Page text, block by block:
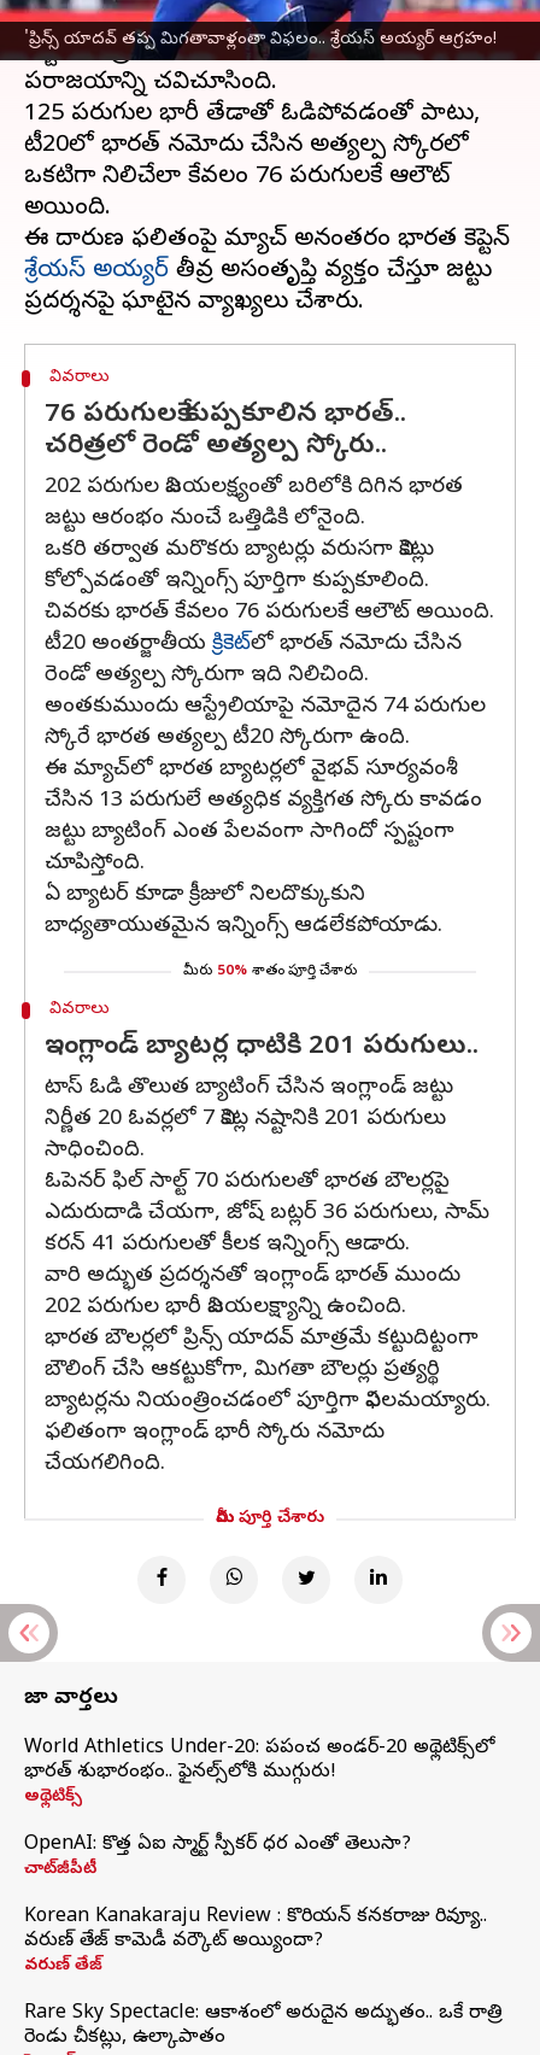
'ప్రిన్స్ యాదవ్ తప్ప మిగతావాళ్లంతా విఫలం.. శ్రేయస్ అయ్యర్ ఆగ్రహం!
ఇంగ్లండ్‌తో జరిగిన మూడో టీ20 మ్యాచ్‌లో భారత
జట్టు చరిత్రలో నిలిచిపోయే విధంగా ఘోర
పరాజయాన్ని చవిచూసింది.
125 పరుగుల భారీ తేడాతో ఓడిపోవడంతో పాటు,
టీ20ల్లో భారత్ నమోదు చేసిన అత్యల్ప స్కోర్లలో
ఒకటిగా నిలిచేలా కేవలం 76 పరుగులకే ఆలౌట్
అయింది.
ఈ దారుణ ఫలితంపై మ్యాచ్ అనంతరం భారత కెప్టెన్
శ్రేయస్ అయ్యర్ తీవ్ర అసంతృప్తి వ్యక్తం చేస్తూ జట్టు
వివరాలు
76 పరుగులకే కుప్పకూలిన భారత్..
చరిత్రలో రెండో అత్యల్ప స్కోరు..
202 పరుగుల విజయలక్ష్యంతో బరిలోకి దిగిన భారత
జట్టు ఆరంభం నుంచే ఒత్తిడికి లోనైంది.
ఒకరి తర్వాత మరొకరు బ్యాటర్లు వరుసగా వికెట్లు
కోల్పోవడంతో ఇన్నింగ్స్ పూర్తిగా కుప్పకూలింది.
చివరకు భారత్ కేవలం 76 పరుగులకే ఆలౌట్ అయింది.
టీ20 అంతర్జాతీయక్రికెట్‌లో భారత్ నమోదు చేసిన
రెండో అత్యల్ప స్కోరుగా ఇది నిలిచింది.
అంతకుముందు ఆస్ట్రేలియాపై నమోదైన 74 పరుగుల
స్కోరే భారత అత్యల్ప టీ20 స్కోరుగా ఉంది.
ఈ మ్యాచ్‌లో భారత బ్యాటర్లలో వైభవ్ సూర్యవంశీ
చేసిన 13 పరుగులే అత్యధిక వ్యక్తిగత స్కోరు కావడం
జట్టు బ్యాటింగ్ ఎంత పేలవంగా సాగిందో స్పష్టంగా
చూపిస్తోంది.
ఏ బ్యాటర్ కూడా క్రీజులో నిలదొక్కుకుని
బాధ్యతాయుతమైన ఇన్నింగ్స్ ఆడలేకపోయాడు.
మీరు 50% శాతం పూర్తి చేశారు
వివరాలు
ఇంగ్లాండ్ బ్యాటర్ల ధాటికి 201 పరుగులు..
టాస్ ఓడి తొలుత బ్యాటింగ్ చేసిన ఇంగ్లాండ్ జట్టు
నిర్ణీత 20 ఓవర్లలో 7 వికెట్ల నష్టానికి 201 పరుగులు
సాధించింది.
ఓపెనర్ ఫిల్ సాల్ట్ 70 పరుగులతో భారత బౌలర్లపై
ఎదురుదాడి చేయగా, జోష్ బట్లర్ 36 పరుగులు, సామ్
కరన్ 41 పరుగులతో కీలక ఇన్నింగ్స్ ఆడారు.
వారి అద్భుత ప్రదర్శనతో ఇంగ్లాండ్ భారత్ ముందు
202 పరుగుల భారీ విజయలక్ష్యాన్ని ఉంచింది.
భారత బౌలర్లలో ప్రిన్స్ యాదవ్ మాత్రమే కట్టుదిట్టంగా
బౌలింగ్ చేసి ఆకట్టుకోగా, మిగతా బౌలర్లు ప్రత్యర్థి
బ్యాటర్లను నియంత్రించడంలో పూర్తిగా విఫలమయ్యారు.
ఫలితంగా ఇంగ్లాండ్ భారీ స్కోరు నమోదు
చేయగలిగింది.
మీరు పూర్తి చేశారు
తాజా వార్తలు
World Athletics Under-20: ప్రపంచ అండర్-20 అథ్లెటిక్స్‌లో
భారత్‌ శుభారంభం.. ఫైనల్స్‌లోకి ముగ్గురు!
అథ్లెటిక్స్
OpenAI: కొత్త ఏఐ స్మార్ట్ స్పీకర్ ధర ఎంతో తెలుసా?
చాట్‌జీపీటీ
Korean Kanakaraju Review : కొరియన్ కనకరాజు రివ్యూ..
వరుణ్ తేజ్ కామెడీ వర్కౌట్ అయ్యిందా?
వరుణ్ తేజ్
Rare Sky Spectacle: ఆకాశంలో అరుదైన అద్భుతం.. ఒకే రాత్రి
రెండు చీకట్లు, ఉల్కాపాతం